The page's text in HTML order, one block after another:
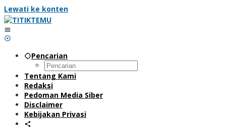
Lewati ke konten
Pencarian
Tentang Kami
Redaksi
Pedoman Media Siber
Disclaimer
Kebijakan Privasi